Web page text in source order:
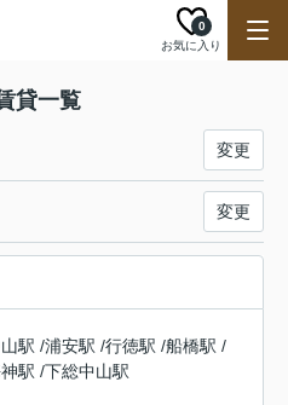
お気に入り
0
貸一覧
変更
変更
駅 /浦安駅 /行徳駅 /船橋駅 /
駅 /下総中山駅